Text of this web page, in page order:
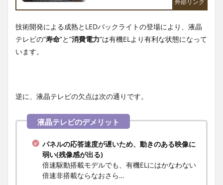
技術開発による成熟とLEDバックライトの登場により、液晶
テレビの”寿命”と”消費電力”は有機ELより有利な状態になって
います。
逆に、液晶テレビの欠点は次の通りです。
パネルの応答速度が遅いため、動きのある映像に
弱い(残像感が出る)
倍速駆動搭載モデルでも、有機ELにはかなわない
倍速非搭載ならなおさら…